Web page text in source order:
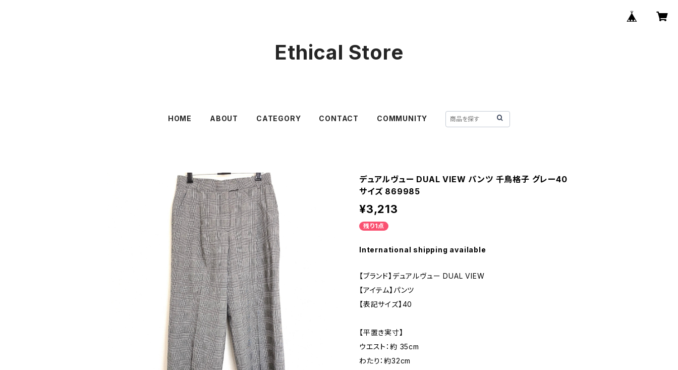
Ethical Store
HOME ABOUT CATEGORY CONTACT COMMUNITY
デュアルヴュー DUAL VIEW パンツ 千鳥格子 グレー40
サイズ 869985
¥3,213
残り1点
International shipping available
【ブランド】デュアルヴュー DUAL VIEW
【アイテム】パンツ
【表記サイズ】40
【平置き実寸】
ウエスト：約 35cm
わたり：約32cm